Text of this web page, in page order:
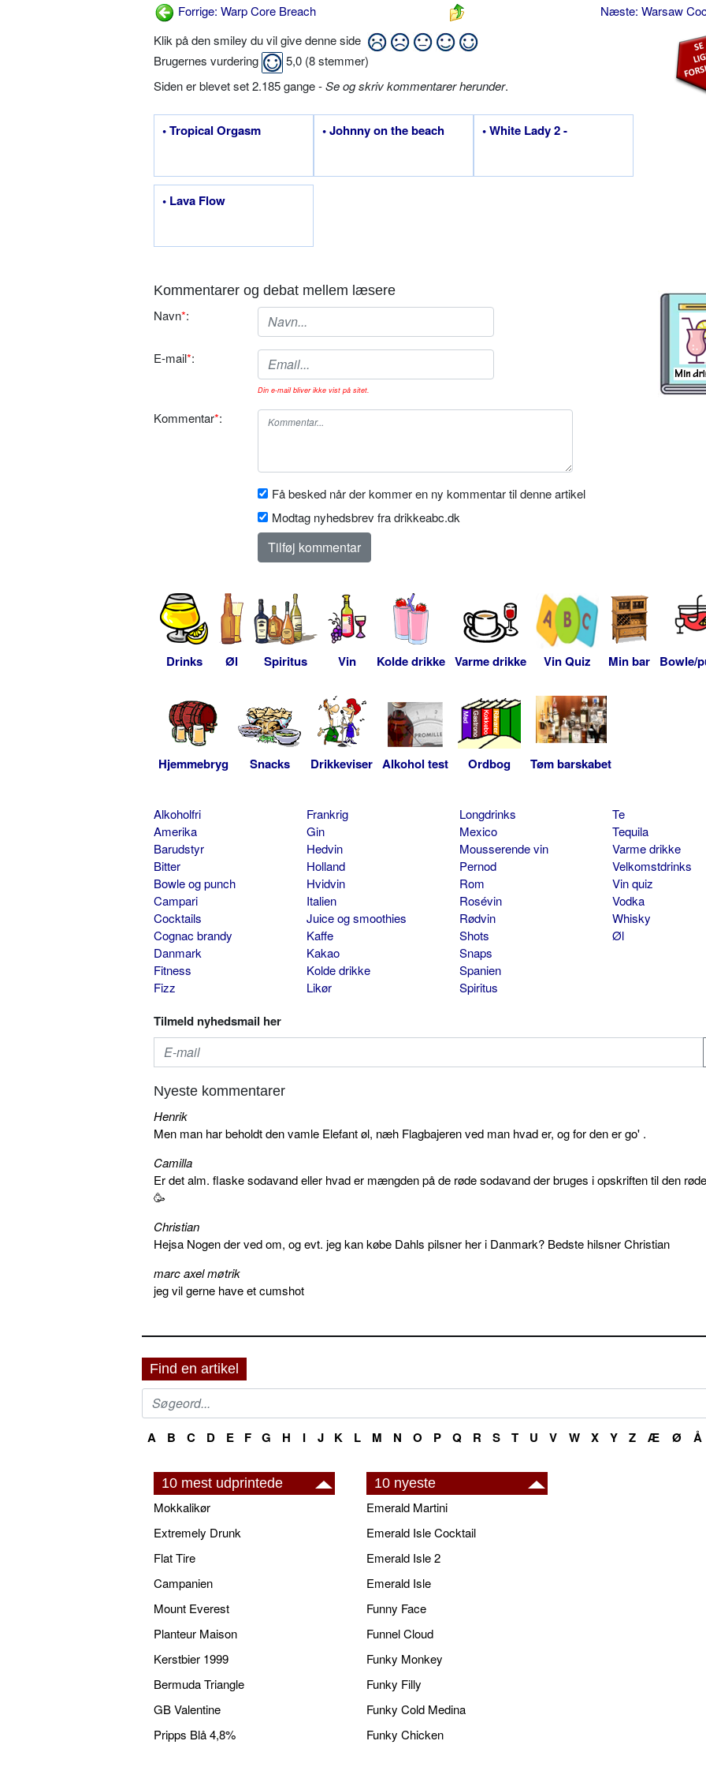
Forrige: Warp Core Breach
Næste: Warsaw
Klik på den smiley du vil give denne side
Brugernes vurdering
5,0 (8stemmer)
Siden er blevet set 2.185 gange -Se og skriv kommentarer herunder.
• Tropical Orgasm • Johnny on the beach • White Lady 2 -
• Lava Flow
Kommentarer og debat mellem læsere
Navn*:
E-mail*:
Din e-mail bliver ikke vist på sitet.
Kommentar*:
Få besked når der kommer en ny kommentar til denne artikel
Modtag nyhedsbrev fra drikkeabc.dk
Drinks Øl Spiritus Vin Kolde drikke Varme drikke Vin Quiz Min bar Bowle/
Hjemmebryg Snacks Drikkeviser Alkohol test Ordbog Tøm barskabet
Alkoholfri
Amerika
Barudstyr
Bitter
Bowle og punch
Campari
Cocktails
Cognac brandy
Danmark
Fitness
Fizz
Frankrig
Gin
Hedvin
Holland
Hvidvin
Italien
Juice og smoothies
Kaffe
Kakao
Kolde drikke
Likør
Longdrinks
Mexico
Mousserende vin
Pernod
Rom
Rosévin
Rødvin
Shots
Snaps
Spanien
Spiritus
Te
Tequila
Varme drikke
Velkomstdrinks
Vin quiz
Vodka
Whisky
Øl
Tilmeld nyhedsmail her
Nyeste kommentarer
Henrik
Men man har beholdt den vamle Elefant øl, næh Flagbajeren ved man hvad er, og for den er go' .
Camilla
Er det alm. flaske sodavand eller hvad er mængden på de røde sodavand der bruges i opskriften til den
🥳
Christian
Hejsa Nogen der ved om, og evt. jeg kan købe Dahls pilsner her i Danmark? Bedste hilsner Christian
marc axel møtrik
jeg vil gerne have et cumshot
Find en artikel
A B C D E F G H I J K L M N O P Q R S T U V W X Y Z Æ Ø Å
10 mest udprintede
Mokkalikør
Extremely Drunk
Flat Tire
Campanien
Mount Everest
Planteur Maison
Kerstbier 1999
Bermuda Triangle
GB Valentine
Pripps Blå 4,8%
10 nyeste
Emerald Martini
Emerald Isle Cocktail
Emerald Isle 2
Emerald Isle
Funny Face
Funnel Cloud
Funky Monkey
Funky Filly
Funky Cold Medina
Funky Chicken